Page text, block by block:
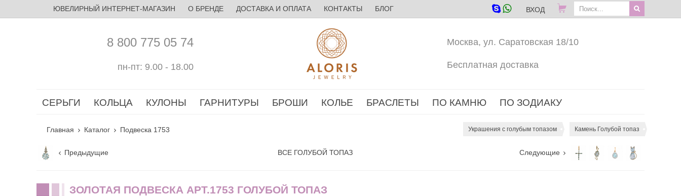
ЮВЕЛИРНЫЙ ИНТЕРНЕТ-МАГАЗИН О БРЕНДЕ ДОСТАВКА И ОПЛАТА КОНТАКТЫ БЛОГ ВХОД
8 800 775 05 74
пн-пт: 9.00 - 18.00
Москва, ул. Саратовская 18/10
Бесплатная доставка
СЕРЬГИ КОЛЬЦА КУЛОНЫ ГАРНИТУРЫ БРОШИ КОЛЬЕ БРАСЛЕТЫ ПО КАМНЮ ПО ЗОДИАКУ
Главная Каталог Подвеска 1753 Украшения с голубым топазом Камень Голубой топаз
Предыдущие ВСЕ ГОЛУБОЙ ТОПАЗ Следующие
ЗОЛОТАЯ ПОДВЕСКА АРТ.1753 ГОЛУБОЙ ТОПАЗ